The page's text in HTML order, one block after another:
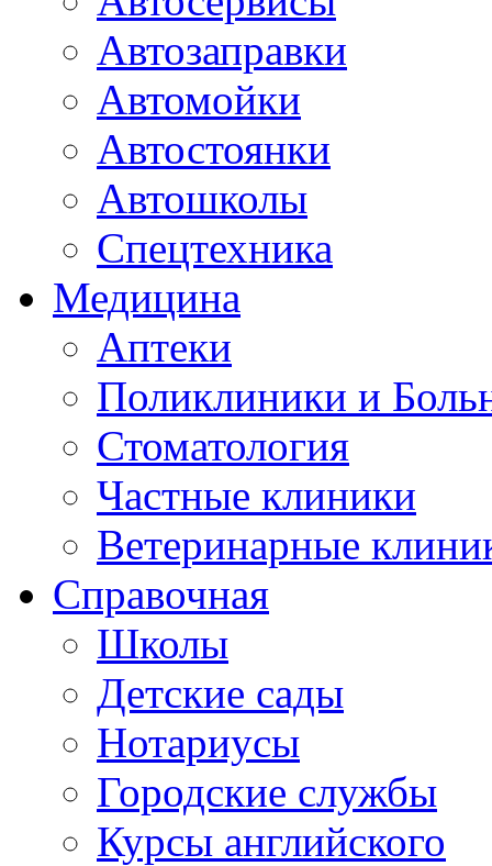
Автозаправки
Автомойки
Автостоянки
Автошколы
Спецтехника
Медицина
Аптеки
Поликлиники и
Стоматология
Частные клиники
Ветеринарные
Справочная
Школы
Детские сады
Нотариусы
Городские службы
Курсы английского